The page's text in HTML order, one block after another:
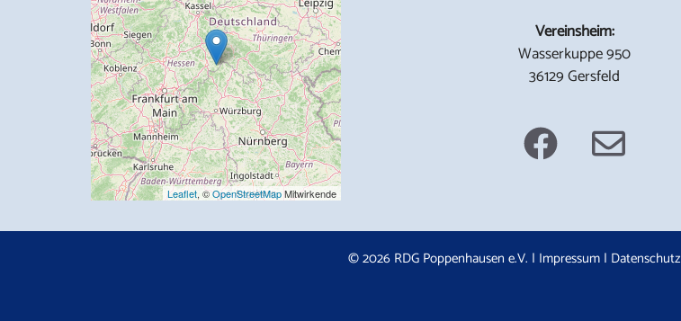
Leaflet, ©OpenStreetMapMitwirkende
Vereinsheim:
Wasserkuppe 950
36129 Gersfeld
© 2026 RDG Poppenhausen e.V. | Impressum| Datenschutz